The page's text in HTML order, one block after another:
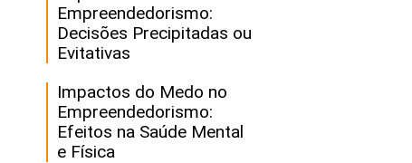
Empreendedorismo:
Decisões Precipitadas ou
Evitativas
Impactos do Medo no
Empreendedorismo:
Efeitos na Saúde Mental
e Física